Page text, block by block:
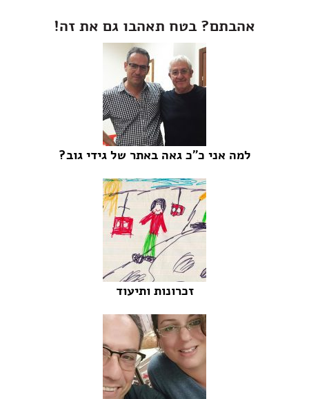
אהבתם? בטח תאהבו גם את זה!
למה אני כ"כ גאה באתר של גידי גוב?
זכרונות ותיעוד